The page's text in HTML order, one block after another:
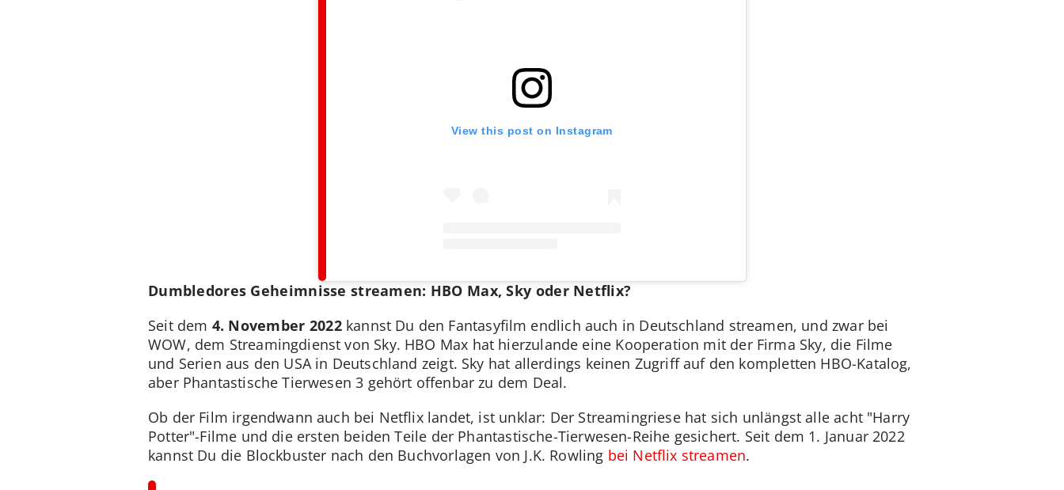
View this post on Instagram
Dumbledores Geheimnisse streamen: HBO Max, Sky oder Netflix?
Seit dem 4. November 2022kannst Du den Fantasyfilm endlich auch in Deutschland streamen, und zwar bei
WOW, dem Streamingdienst von Sky. HBO Max hat hierzulande eine Kooperation mit der Firma Sky, die Filme
und Serien aus den USA in Deutschland zeigt. Sky hat allerdings keinen Zugriff auf den kompletten HBO-Katalog,
aber Phantastische Tierwesen 3 gehört offenbar zu dem Deal.
Ob der Film irgendwann auch bei Netflix landet, ist unklar: Der Streamingriese hat sich unlängst alle acht "Harry
Potter"-Filme und die ersten beiden Teile der Phantastische-Tierwesen-Reihe gesichert. Seit dem 1. Januar 2022
kannst Du die Blockbuster nach den Buchvorlagen von J.K. Rowling bei Netflix streamen.